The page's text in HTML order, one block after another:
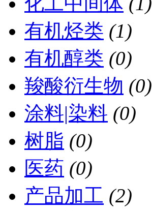
有机烃类 (1)
有机醇类 (0)
羧酸衍生物 (0)
涂料|染料 (0)
树脂 (0)
医药 (0)
产品加工 (2)